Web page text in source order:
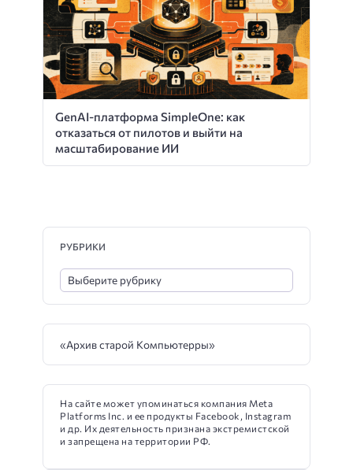
GenAI-платформа SimpleOne: как
отказаться от пилотов и выйти на
масштабирование ИИ
РУБРИКИ
«Архив старой Компьютерры»
На сайте может упоминаться компания Meta
Platforms Inc. и ее продукты Facebook, Instagram
и др. Их деятельность признана экстремистской
и запрещена на территории РФ.